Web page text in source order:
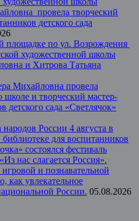
провела творческий
детского сада
площадке по ул. Возрождения
художественной школы
и Хитрова Татьяна
Михайловна провела
и творческий мастер-
детского сада «Светлячок»
России 4 августа в
для воспитанников
состоялся фестиваль
нас слагается Россия».
и познавательной
как увлекательное
России. 05.08.2026